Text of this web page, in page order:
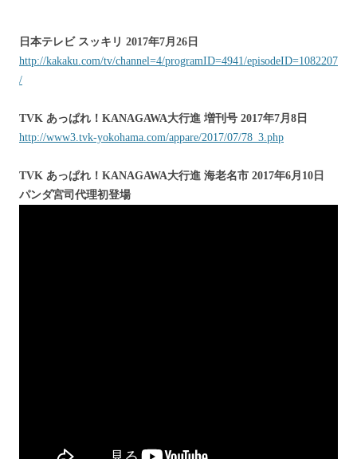
日本テレビ スッキリ 2017年7月26日
http://kakaku.com/tv/channel=4/programID=4941/episodeID=1082207
/
TVK あっぱれ！KANAGAWA大行進 増刊号 2017年7月8日
http://www3.tvk-yokohama.com/appare/2017/07/78_3.php
TVK あっぱれ！KANAGAWA大行進 海老名市 2017年6月10日
パンダ宮司代理初登場